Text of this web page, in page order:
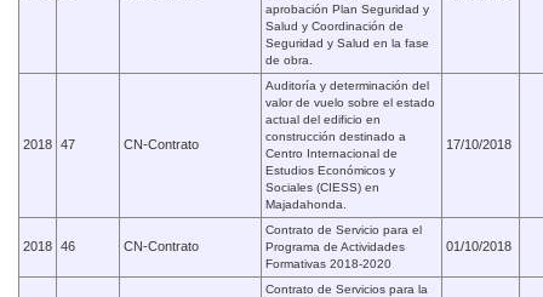
aprobación Plan Seguridad y
Salud y Coordinación de
Seguridad y Salud en la fase
de obra.
2018 47 CN-Contrato
Auditoría y determinación del
valor de vuelo sobre el estado
actual del edificio en
construcción destinado a
Centro Internacional de
Estudios Económicos y
Sociales (CIESS) en
Majadahonda.
17/10/2018
2018 46 CN-Contrato
Contrato de Servicio para el
Programa de Actividades
Formativas 2018-2020
01/10/2018
Contrato de Servicios para la